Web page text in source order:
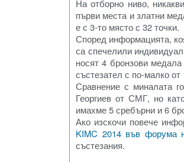
На отборно ниво,
първи места и златни
е с 3-то място с 32 точки.
Според информацията,
са спечелили
носят 4 бронзови
състезател с по-малко от
Сравнение с миналата
Георгиев от СМГ, но
имахме 5 сребърни и 6
Ако изскочи повече
KIMC 2014 във форума
състезания.